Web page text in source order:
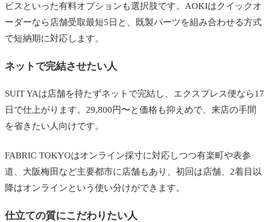
ビスといった有料オプションも選択肢です。AOKIはクイックオ
ーダーなら店舗受取最短5日と、既製パーツを組み合わせる方式
で短納期に対応します。
ネットで完結させたい人
SUIT YAは店舗を持たずネットで完結し、エクスプレス便なら17
日で仕上がります。29,800円〜と価格も抑えめで、来店の手間
を省きたい人向けです。
FABRIC TOKYOはオンライン採寸に対応しつつ有楽町や表参
道、大阪梅田など主要都市に店舗もあり、初回は店舗、2着目以
降はオンラインという使い分けができます。
仕立ての質にこだわりたい人